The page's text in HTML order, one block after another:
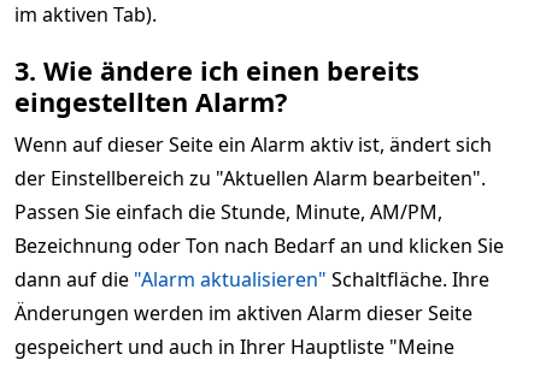
im aktiven Tab).
3. Wie ändere ich einen bereits
eingestellten Alarm?
Wenn auf dieser Seite ein Alarm aktiv ist, ändert sich
der Einstellbereich zu "Aktuellen Alarm bearbeiten".
Passen Sie einfach die Stunde, Minute, AM/PM,
Bezeichnung oder Ton nach Bedarf an und klicken Sie
dann auf die "Alarm aktualisieren" Schaltfläche. Ihre
Änderungen werden im aktiven Alarm dieser Seite
gespeichert und auch in Ihrer Hauptliste "Meine